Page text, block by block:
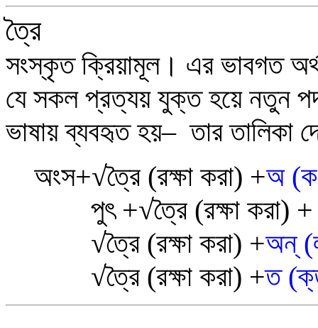
ত্রৈ
সংস্কৃত ক্রিয়ামূল। এর ভাবগত
যে সকল প্রত্যয় যুক্ত হয়ে নতুন পদ
ভাষায় ব্যবহৃত হয়– তার তালিকা
অংস+√ত্রৈ (রক্ষা করা) +অ
পুৎ +√ত্রৈ (রক্ষা করা)
√ত্রৈ (রক্ষা করা) +অন্
√ত্রৈ (রক্ষা করা) +ত